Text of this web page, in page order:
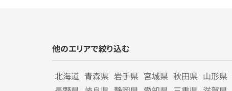
他のエリアで絞り込む
北海道 青森県 岩手県 宮城県 秋田県 山形県